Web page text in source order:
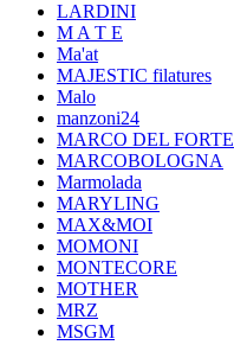
LARDINI
M A T E
Ma'at
MAJESTIC filatures
Malo
manzoni24
MARCO DEL FORTE
MARCOBOLOGNA
Marmolada
MARYLING
MAX&MOI
MOMONI
MONTECORE
MOTHER
MRZ
MSGM